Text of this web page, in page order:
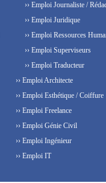
›› Emploi Journaliste /
›› Emploi Juridique
›› Emploi Ressources
›› Emploi Superviseurs
›› Emploi Traducteur
›› Emploi Architecte
›› Emploi Esthétique / Coiffure
›› Emploi Freelance
›› Emploi Génie Civil
›› Emploi Ingénieur
›› Emploi IT